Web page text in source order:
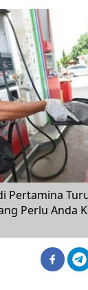
Pertamina
Perlu Anda